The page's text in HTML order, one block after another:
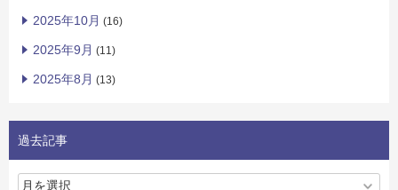
2025年10月 (16)
2025年9月 (11)
2025年8月 (13)
過去記事